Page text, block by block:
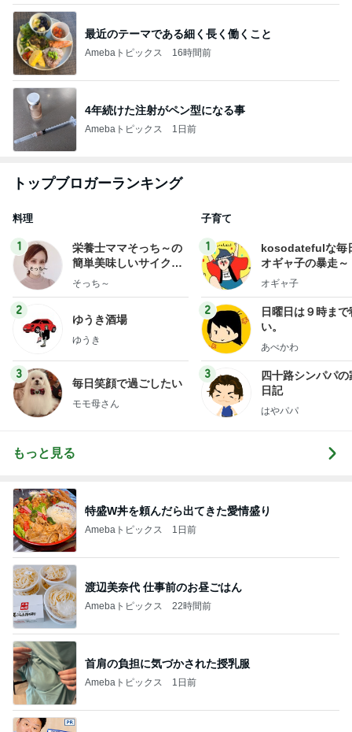
最近のテーマである細く長く働くこと
Amebaトピックス 16時間前
4年続けた注射がペン型になる事
Amebaトピックス 1日前
トップブロガーランキング
料理
1
栄養士ママそっち～の
簡単美味しいサイクル
献立
そっち～
2
ゆうき酒場
ゆうき
3
毎日笑顔で過ごしたい
モモ母さん
子育て
1
kosodatefulな毎
オギャ子の暴走～
オギャ子
2
日曜日は９時まで
い。
あべかわ
3
四十路シンパパの
日記
はやパパ
もっと見る
特盛W丼を頼んだら出てきた愛情盛り
Amebaトピックス 1日前
渡辺美奈代 仕事前のお昼ごはん
Amebaトピックス 22時間前
首肩の負担に気づかされた授乳服
Amebaトピックス 1日前